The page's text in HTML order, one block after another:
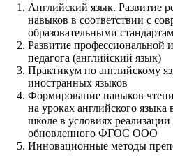
Английский язык. Развитие
навыков в соответствии с
образовательными
Развитие профессиональной
педагога (английский язык)
Практикум по английскому
иностранных языков
Формирование навыков
на уроках английского
школе в условиях реализации
обновленного ФГОС ООО
Инновационные методы